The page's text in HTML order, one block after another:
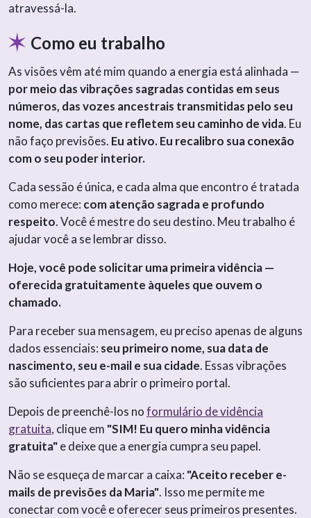
atravessá-la.
Como eu trabalho
As visões vêm até mim quando a energia está alinhada —
por meio das vibrações sagradas contidas em seus
números, das vozes ancestrais transmitidas pelo seu
nome, das cartas que refletem seu caminho de vida. Eu
não faço previsões. Eu ativo. Eu recalibro sua conexão
com o seu poder interior.
Cada sessão é única, e cada alma que encontro é tratada
como merece: com atenção sagrada e profundo
respeito. Você é mestre do seu destino. Meu trabalho é
ajudar você a se lembrar disso.
Hoje, você pode solicitar uma primeira vidência —
oferecida gratuitamente àqueles que ouvem o
chamado.
Para receber sua mensagem, eu preciso apenas de alguns
dados essenciais: seu primeiro nome, sua data de
nascimento, seu e-mail e sua cidade. Essas vibrações
são suficientes para abrir o primeiro portal.
Depois de preenchê-los noformulário de vidência
gratuita, clique em "SIM! Eu quero minha vidência
gratuita"e deixe que a energia cumpra seu papel.
Não se esqueça de marcar a caixa: "Aceito receber e-
mails de previsões da Maria". Isso me permite me
conectar com você e oferecer seus primeiros presentes.